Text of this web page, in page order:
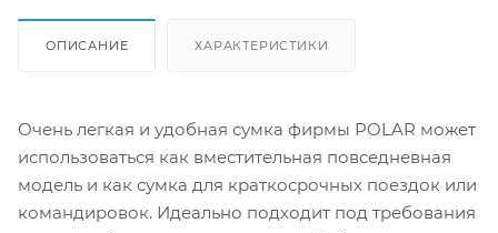
ОПИСАНИЕ ХАРАКТЕРИСТИКИ
Очень легкая и удобная сумка фирмы POLAR может
использоваться как вместительная повседневная
модель и как сумка для краткосрочных поездок или
командировок. Идеально подходит под требования